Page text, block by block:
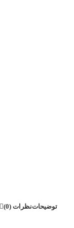
توضیحاتنظرات (0)